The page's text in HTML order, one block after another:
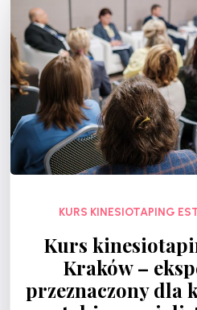
KURS KINESIOTAPING
Kurs
Kraków –
przeznaczony dla